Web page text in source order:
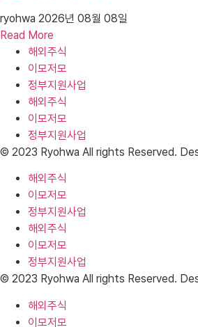
ryohwa 2026년 08월 08일
Read More
해외주식
이모저모
정부지원사업
해외주식
이모저모
정부지원사업
© 2023 Ryohwa All rights Reserved.
해외주식
이모저모
정부지원사업
해외주식
이모저모
정부지원사업
© 2023 Ryohwa All rights Reserved.
해외주식
이모저모